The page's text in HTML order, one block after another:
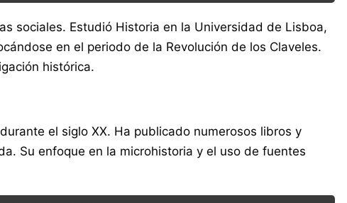
sociales. Estudió Historia en la Universidad de Lisboa,
en el periodo de la Revolución de los Claveles.
histórica.
el siglo XX. Ha publicado numerosos libros y
Su enfoque en la microhistoria y el uso de fuentes